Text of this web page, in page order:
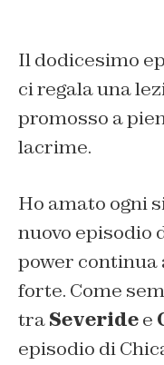
Il dodicesimo
ci regala una
promosso a
lacrime.
Ho amato ogni
nuovo episodio
power continua
forte. Come
traSeveridee
episodio di